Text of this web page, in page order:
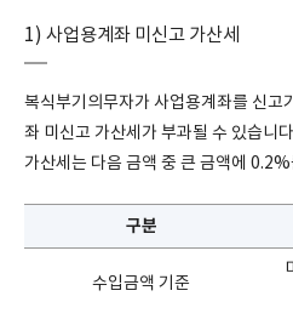
1) 사업용계좌 미신고 가산세
복식부기의무자가 사업용계좌를 신고
좌 미신고 가산세가 부과될 수 있습니
가산세는 다음 금액 중 큰 금액에
구분
수입금액 기준